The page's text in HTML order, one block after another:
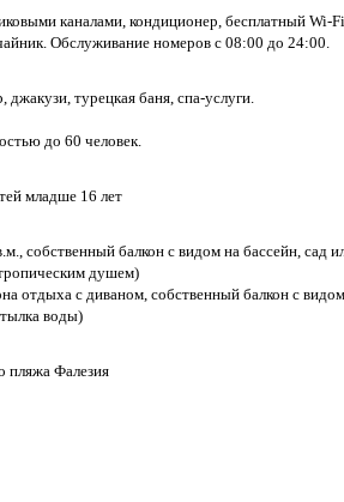
каналами, кондиционер, бесплатный Wi-
Обслуживание номеров с 08:00 до 24:00.
турецкая баня, спа-услуги.
до 60 человек.
младше 16 лет
собственный балкон с видом на бассейн, сад
душем)
отдыха с диваном, собственный балкон с
воды)
пляжа Фалезия